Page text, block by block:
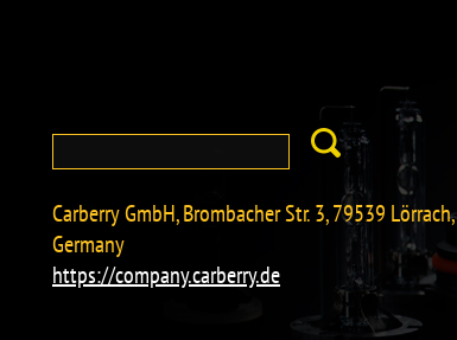
Carberry GmbH, Brombacher Str. 3, 79539 Lörrach,
Germany
https://company.carberry.de